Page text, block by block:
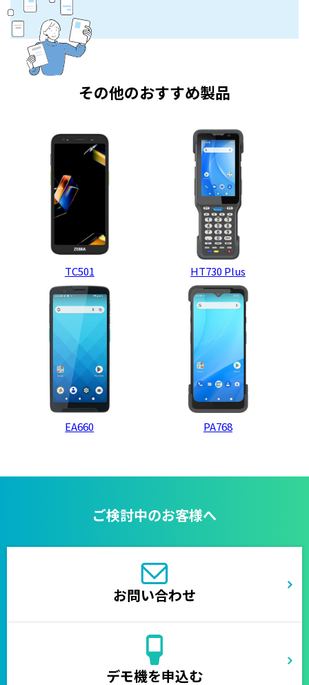
その他のおすすめ製品
TC501 HT730 Plus
EA660 PA768
ご検討中のお客様へ
お問い合わせ
デモ機を申込む